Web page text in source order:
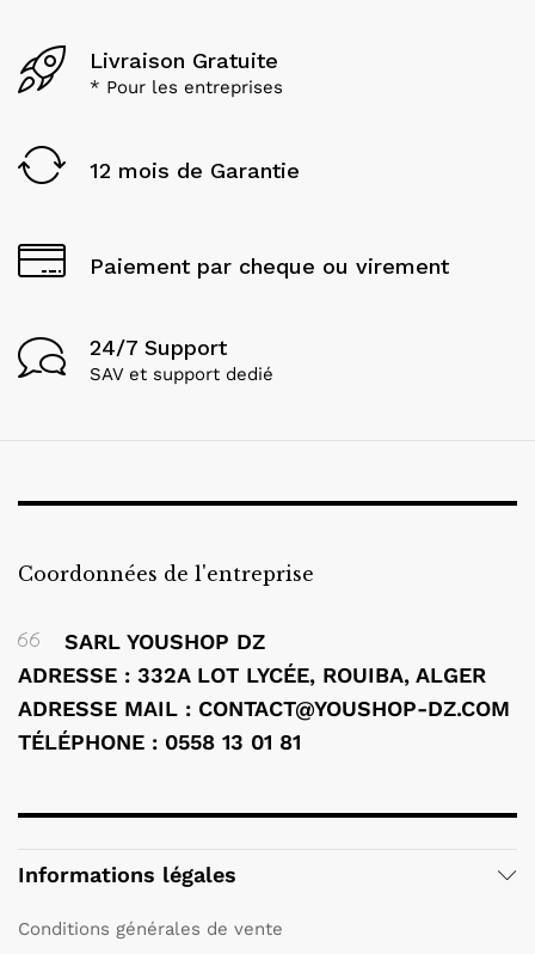
Livraison Gratuite
* Pour les entreprises
12 mois de Garantie
Paiement par cheque ou virement
24/7 Support
SAV et support dedié
Coordonnées de l'entreprise
SARL YOUSHOP DZ
ADRESSE : 332A LOT LYCÉE, ROUIBA, ALGER
ADRESSE MAIL : CONTACT@YOUSHOP-DZ.COM
TÉLÉPHONE : 0558 13 01 81
Informations légales
Conditions générales de vente